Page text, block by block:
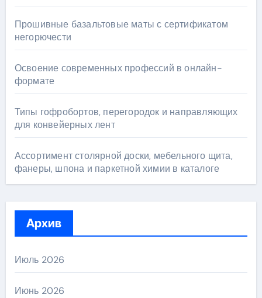
Прошивные базальтовые маты с сертификатом
негорючести
Освоение современных профессий в онлайн-
формате
Типы гофробортов, перегородок и направляющих
для конвейерных лент
Ассортимент столярной доски, мебельного щита,
фанеры, шпона и паркетной химии в каталоге
Архив
Июль 2026
Июнь 2026